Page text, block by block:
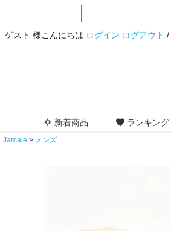
ゲスト 様こんにちは ログイン ログアウト /
新着商品 ランキング
Jamale メンズ